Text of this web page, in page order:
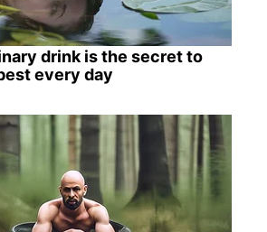
drink is the secret to
every day